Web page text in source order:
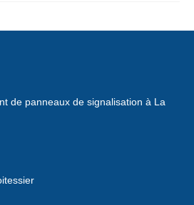
de panneaux de signalisation à La